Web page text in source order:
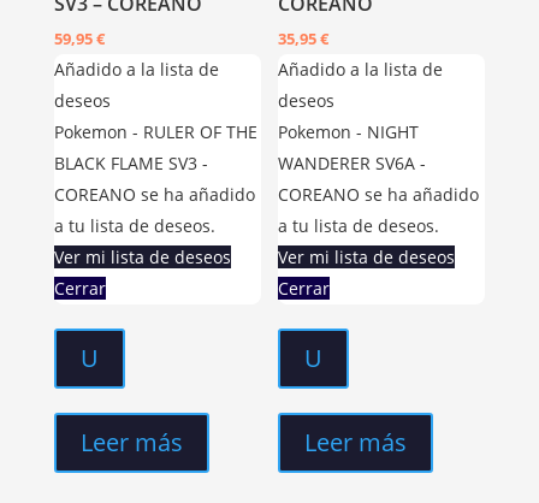
59,95€
Añadido a la lista de
deseos
Pokemon - RULER OF THE
BLACK FLAME SV3 -
COREANO se ha añadido
a tu lista de deseos.
Ver mi lista de deseos
Cerrar
U
Leer más
35,95€
Añadido a la lista de
deseos
Pokemon - NIGHT
WANDERER SV6A -
COREANO se ha añadido
a tu lista de deseos.
Ver mi lista de deseos
Cerrar
U
Leer más